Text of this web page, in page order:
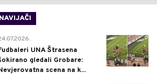
NAVIJAČI
0
UNA Štrasena
gledali Grobare:
scena na k...